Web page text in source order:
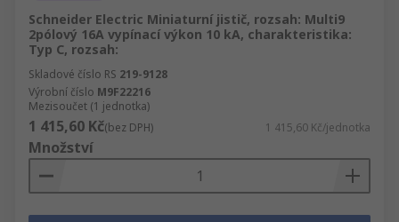
Schneider Electric Miniaturní jistič, rozsah: Multi9
2pólový 16A vypínací výkon 10 kA, charakteristika:
Typ C, rozsah:
Skladové číslo RS 219-9128
Výrobní číslo M9F22216
Mezisoučet (1 jednotka)
1 415,60 Kč(bez DPH) 1 415,60 Kč/jednotka
Množství